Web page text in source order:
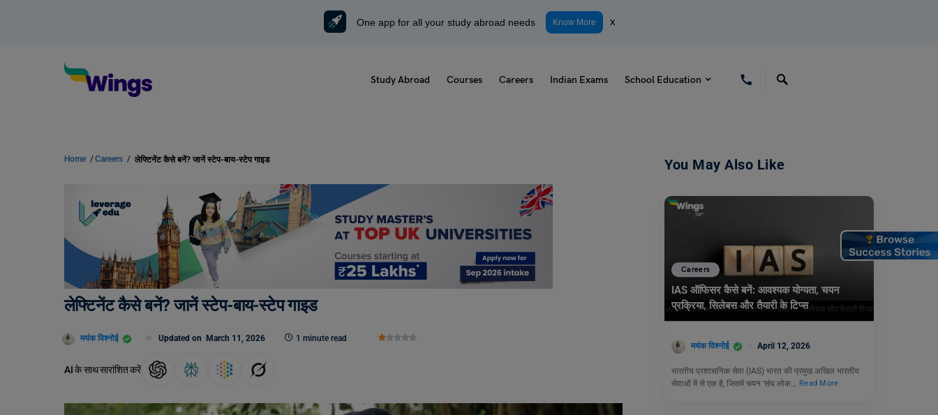
One app for all your study abroad needs Know More x
Study Abroad Courses Careers Indian Exams School Education
Home /Careers / लेफ्टिनेंट कैसे बनें? जानें स्टेप-बाय-स्टेप गाइड
लेफ्टिनेंट कैसे बनें? जानें स्टेप-बाय-स्टेप गाइड
मयंक विश्नोई Updated on March 11, 2026 1 minute read
AI के साथ सारांशित करें
You May Also Like
Careers
IAS ऑफिसर कैसे बनें: आवश्यक योग्यता, चयन
प्रक्रिया, सिलेबस और तैयारी के टिप्स
मयंक विश्नोई April 12, 2026
भारतीय प्रशासनिक सेवा (IAS) भारत की प्रमुख अखिल भारतीय
सेवाओं में से एक है, जिसमें चयन ‘संघ लोक…
Read More